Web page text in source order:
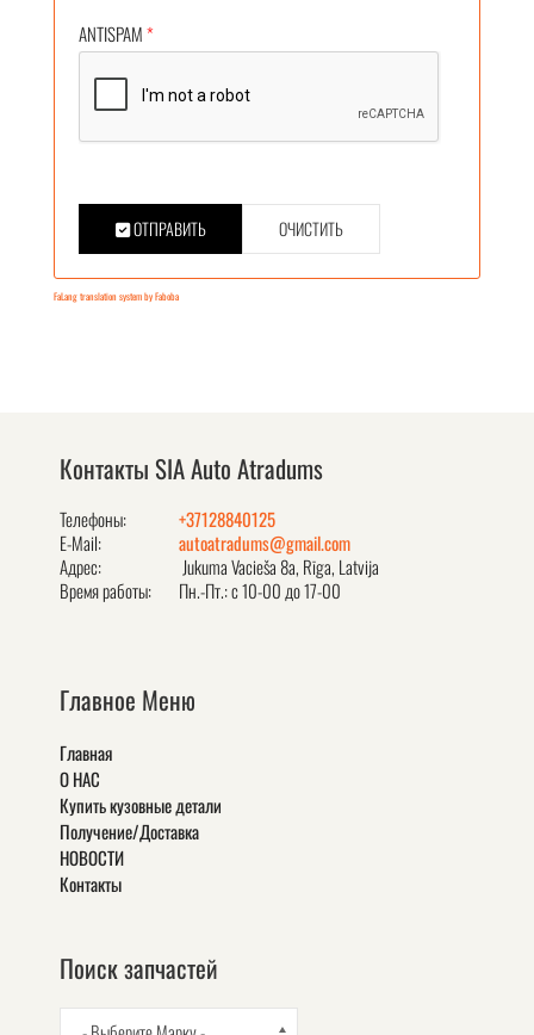
ANTISPAM*
ОТПРАВИТЬ ОЧИСТИТЬ
FaLang translation system by Faboba
Контакты SIA Auto Atradums
Телефоны:
+37128840125
E-Mail:
autoatradums@gmail.com
Адрес:
Jukuma Vacieša 8a, Rīga, Latvija
Время работы:
Пн.-Пт.: с 10-00 до 17-00
Главное Меню
Главная
О НАС
Купить кузовные детали
Получение/Доставка
НОВОСТИ
Контакты
Поиск запчастей